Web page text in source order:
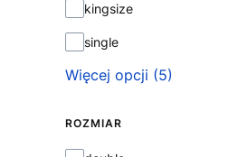
kingsize
single
Więcej opcji (5)
ROZMIAR